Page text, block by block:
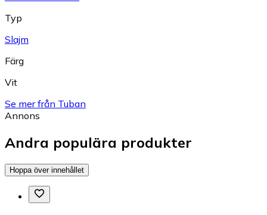
Typ
Slajm
Färg
Vit
Se mer från Tuban
Annons
Andra populära produkter
Hoppa över innehållet